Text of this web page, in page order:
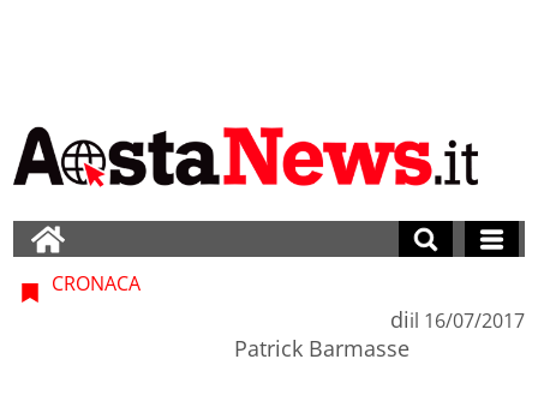
CRONACA
di
Patrick Barmasse
il 16/07/2017